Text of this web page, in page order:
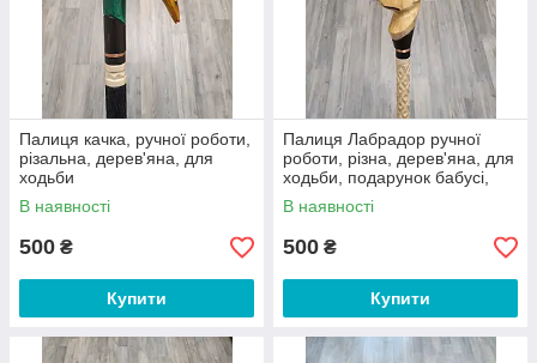
Палиця качка, ручної роботи,
різальна, дерев'яна, для
ходьби
В наявності
500 ₴
Купити
Палиця Лабрадор ручної
роботи, різна, дерев'яна, для
ходьби, подарунок бабусі,
дідусі, літнім
В наявності
500 ₴
Купити